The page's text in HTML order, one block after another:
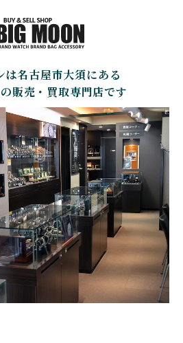
SINN
ジン
CHANEL
シャネル
SEIKO
セイコー
ジ
CHRONOSWISS
クロノスイス
ン
CITIZEN
シチズン
ン
BAUME&MERCIER
ボーム＆メルシエ
BELL＆ROSS
ベル＆ロス
BOLDR Supply Compan
y
ボルダー・サプライ・カ
ンパニー
BREGUET
ブレゲ
BRUNO SOHNLE Glash
utte
ブルーノ・ゾンレー・ グ
ラスヒュッテ
BVLGARI
は名古屋市大須にある
販売・買取専門店です